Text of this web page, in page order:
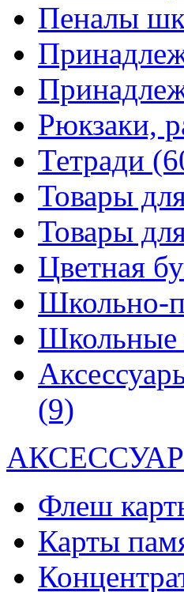
Пеналы
Рюкзаки,
Тетради
Товары
Товары
Цветная
Школьно-
Школьные
(9)
Флеш
Карты